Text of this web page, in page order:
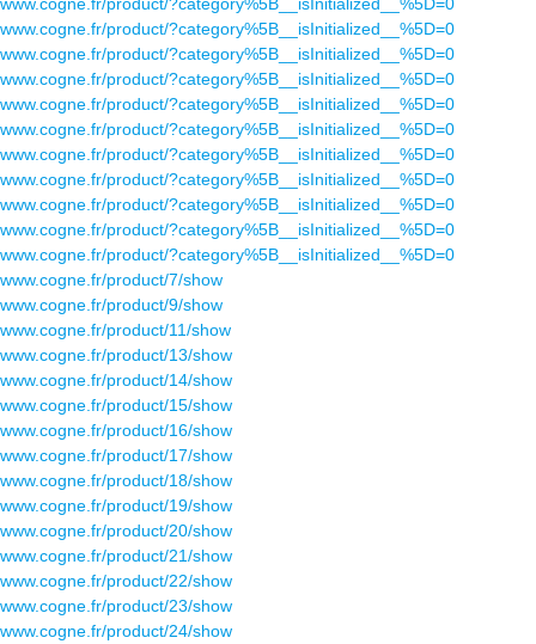
www.cogne.fr/product/?category%5B__isInitialized__%5D=0
www.cogne.fr/product/?category%5B__isInitialized__%5D=0
www.cogne.fr/product/?category%5B__isInitialized__%5D=0
www.cogne.fr/product/?category%5B__isInitialized__%5D=0
www.cogne.fr/product/?category%5B__isInitialized__%5D=0
www.cogne.fr/product/?category%5B__isInitialized__%5D=0
www.cogne.fr/product/?category%5B__isInitialized__%5D=0
www.cogne.fr/product/?category%5B__isInitialized__%5D=0
www.cogne.fr/product/?category%5B__isInitialized__%5D=0
www.cogne.fr/product/?category%5B__isInitialized__%5D=0
www.cogne.fr/product/7/show
www.cogne.fr/product/9/show
www.cogne.fr/product/11/show
www.cogne.fr/product/13/show
www.cogne.fr/product/14/show
www.cogne.fr/product/15/show
www.cogne.fr/product/16/show
www.cogne.fr/product/17/show
www.cogne.fr/product/18/show
www.cogne.fr/product/19/show
www.cogne.fr/product/20/show
www.cogne.fr/product/21/show
www.cogne.fr/product/22/show
www.cogne.fr/product/23/show
www.cogne.fr/product/24/show